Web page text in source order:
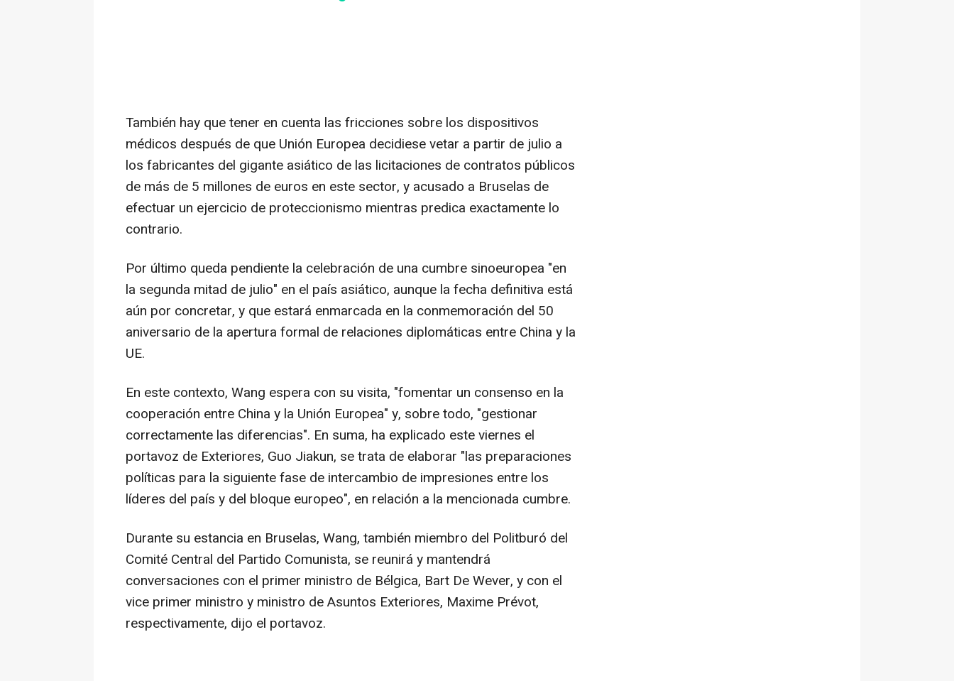
También hay que tener en cuenta las fricciones sobre los dispositivos
médicos después de que Unión Europea decidiese vetar a partir de julio a
los fabricantes del gigante asiático de las licitaciones de contratos públicos
de más de 5 millones de euros en este sector, y acusado a Bruselas de
efectuar un ejercicio de proteccionismo mientras predica exactamente lo
contrario.
Por último queda pendiente la celebración de una cumbre sinoeuropea "en
la segunda mitad de julio" en el país asiático, aunque la fecha definitiva está
aún por concretar, y que estará enmarcada en la conmemoración del 50
aniversario de la apertura formal de relaciones diplomáticas entre China y la
UE.
En este contexto, Wang espera con su visita, "fomentar un consenso en la
cooperación entre China y la Unión Europea" y, sobre todo, "gestionar
correctamente las diferencias". En suma, ha explicado este viernes el
portavoz de Exteriores, Guo Jiakun, se trata de elaborar "las preparaciones
políticas para la siguiente fase de intercambio de impresiones entre los
líderes del país y del bloque europeo", en relación a la mencionada cumbre.
Durante su estancia en Bruselas, Wang, también miembro del Politburó del
Comité Central del Partido Comunista, se reunirá y mantendrá
conversaciones con el primer ministro de Bélgica, Bart De Wever, y con el
vice primer ministro y ministro de Asuntos Exteriores, Maxime Prévot,
respectivamente, dijo el portavoz.